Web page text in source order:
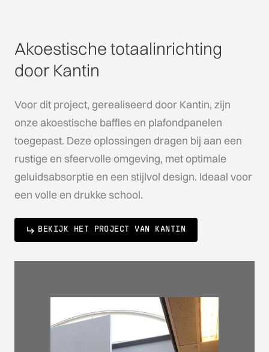
Akoestische totaalinrichting
door Kantin
Voor dit project, gerealiseerd door Kantin, zijn
onze akoestische baffles en plafondpanelen
toegepast. Deze oplossingen dragen bij aan een
rustige en sfeervolle omgeving, met optimale
geluidsabsorptie en een stijlvol design. Ideaal voor
een volle en drukke school.
BEKIJK HET PROJECT VAN KANTIN